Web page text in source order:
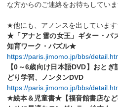
な方からのご連絡をお待ちしていま
★他にも、アノンスを出していま
★「アナと雪の女王」ギター・パ
知育ワーク・パズル★
https://paris.jimomo.jp/bbs/
【0～6歳向け日本語DVD】おと
どり学習、ノンタンDVD
https://paris.jimomo.jp/bbs/
★絵本＆児童書★【福音館書店など